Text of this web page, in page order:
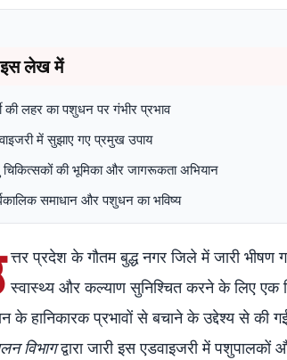
इस लेख में
की लहर का पशुधन पर गंभीर प्रभाव
में सुझाए गए प्रमुख उपाय
की भूमिका और जागरूकता अभियान
समाधान और पशुधन का भविष्य
त्तर प्रदेश के गौतम बुद्ध नगर जिले में जारी
स्वास्थ्य और कल्याण सुनिश्चित करने के लिए एक
के हानिकारक प्रभावों से बचाने के उद्देश्य से की
विभागद्वारा जारी इस एडवाइजरी में